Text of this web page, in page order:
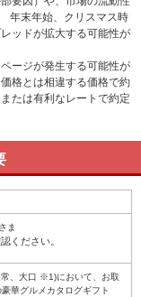
年末年始、クリスマス時
ッドが拡大する可能性が
ージが発生する可能性が
格とは相違する価格で約
たは有利なレートで約定
ま
ください。
、大口 ※1)において、お取
華グルメカタログギフト